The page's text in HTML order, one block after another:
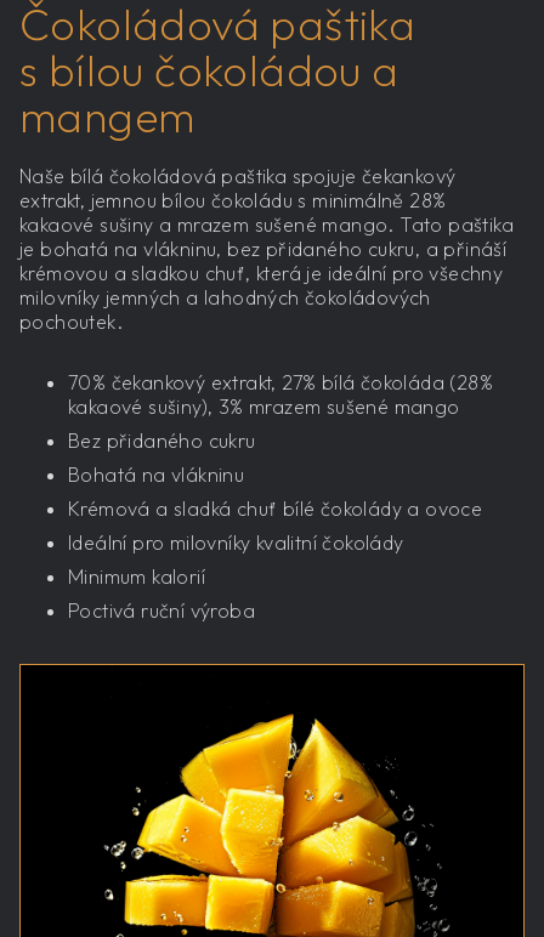
Čokoládová paštika
s bílou čokoládou a
mangem
Naše bílá čokoládová paštika spojuje čekankový
extrakt, jemnou bílou čokoládu s minimálně 28%
kakaové sušiny a mrazem sušené mango. Tato paštika
je bohatá na vlákninu, bez přidaného cukru, a přináší
krémovou a sladkou chuť, která je ideální pro všechny
milovníky jemných a lahodných čokoládových
pochoutek.
70% čekankový extrakt, 27% bílá čokoláda (28%
kakaové sušiny), 3% mrazem sušené mango
Bez přidaného cukru
Bohatá na vlákninu
Krémová a sladká chuť bílé čokolády a ovoce
Ideální pro milovníky kvalitní čokolády
Minimum kalorií
Poctivá ruční výroba